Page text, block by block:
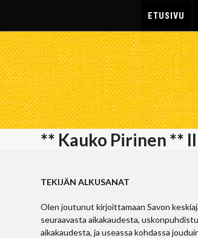
content
ETUSIVU
** Kauko Pirinen **
TEKIJÄN ALKUSANAT
Olen joutunut kirjoittamaan Savon
seuraavasta aikakaudesta,
aikakaudesta, ja useassa kohdassa